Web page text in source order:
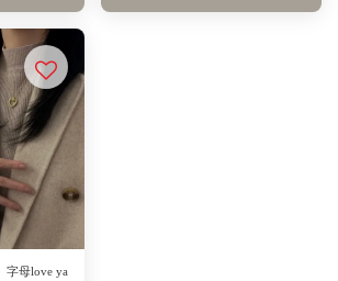
字母love ya